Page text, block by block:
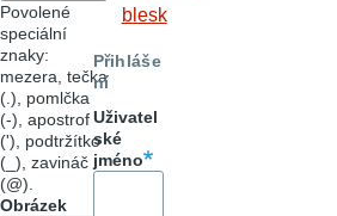
Povolené
speciální
znaky:
mezera, tečka
(.), pomlčka
(-), apostrof
('), podtržítko
(_), zavináč
(@).
Obrázek
blesk
Přihláše
ní
Uživatel
ské
jméno